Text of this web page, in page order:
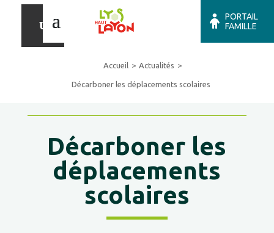
PORTAIL
FAMILLE
Accueil Actualités
Décarboner les déplacements scolaires
Décarboner les
déplacements
scolaires